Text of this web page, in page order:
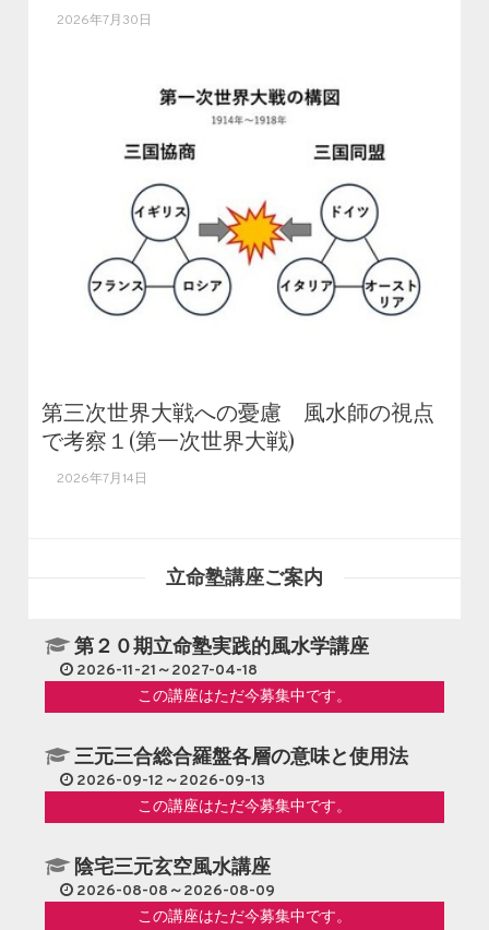
2026年7月30日
第三次世界大戦への憂慮 風水師の視点
で考察１(第一次世界大戦)
2026年7月14日
立命塾講座ご案内
第２０期立命塾実践的風水学講座
2026-11-21～2027-04-18
この講座はただ今募集中です。
三元三合総合羅盤各層の意味と使用法
2026-09-12～2026-09-13
この講座はただ今募集中です。
陰宅三元玄空風水講座
2026-08-08～2026-08-09
この講座はただ今募集中です。